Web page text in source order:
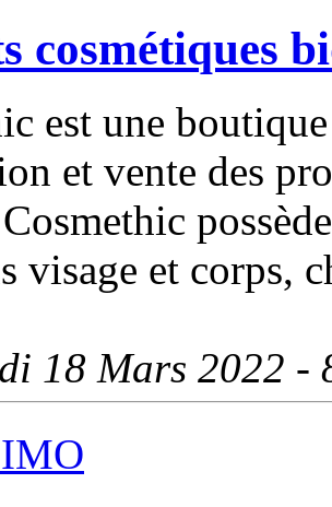
cosmétiques
est une
et vente des
visage et corps,
18 Mars 2022 -